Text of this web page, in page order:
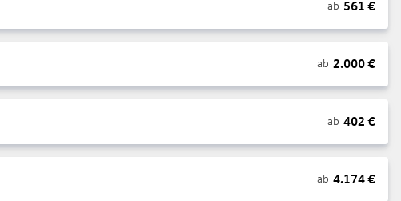
ab 561 €
ab 2.000€
ab 402 €
ab 4.174€